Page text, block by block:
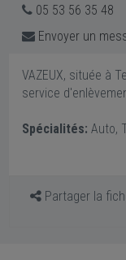
05 53 56 35 48
Envoyer un
VAZEUX, située à
service
Spécialités: Auto,
Partager la